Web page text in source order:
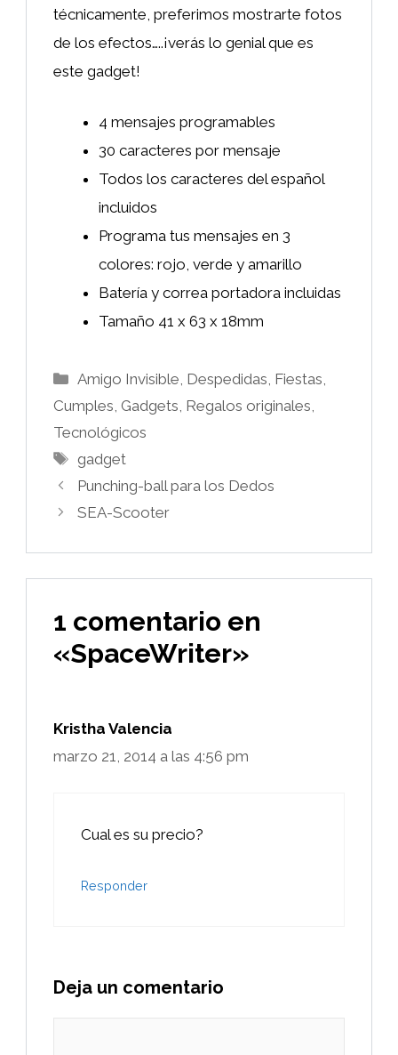
técnicamente, preferimos mostrarte fotos
de los efectos…..¡verás lo genial que es
este gadget!
4 mensajes programables
30 caracteres por mensaje
Todos los caracteres del español
incluidos
Programa tus mensajes en 3
colores: rojo, verde y amarillo
Batería y correa portadora incluidas
Tamaño 41 x 63 x 18mm
Categorías
Amigo Invisible, Despedidas, Fiestas,
Cumples, Gadgets, Regalos originales,
Tecnológicos
Etiquetas
gadget
Punching-ball para los Dedos
SEA-Scooter
1 comentario en
«SpaceWriter»
Kristha Valencia
marzo 21, 2014 a las 4:56 pm
Cual es su precio?
Responder
Deja un comentario